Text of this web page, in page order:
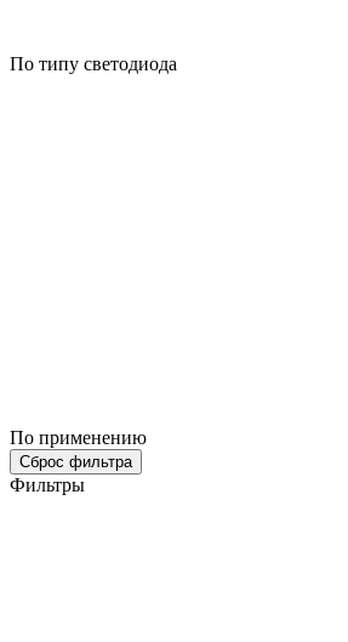
По типу светодиода
По применению
Сброс фильтра
Фильтры